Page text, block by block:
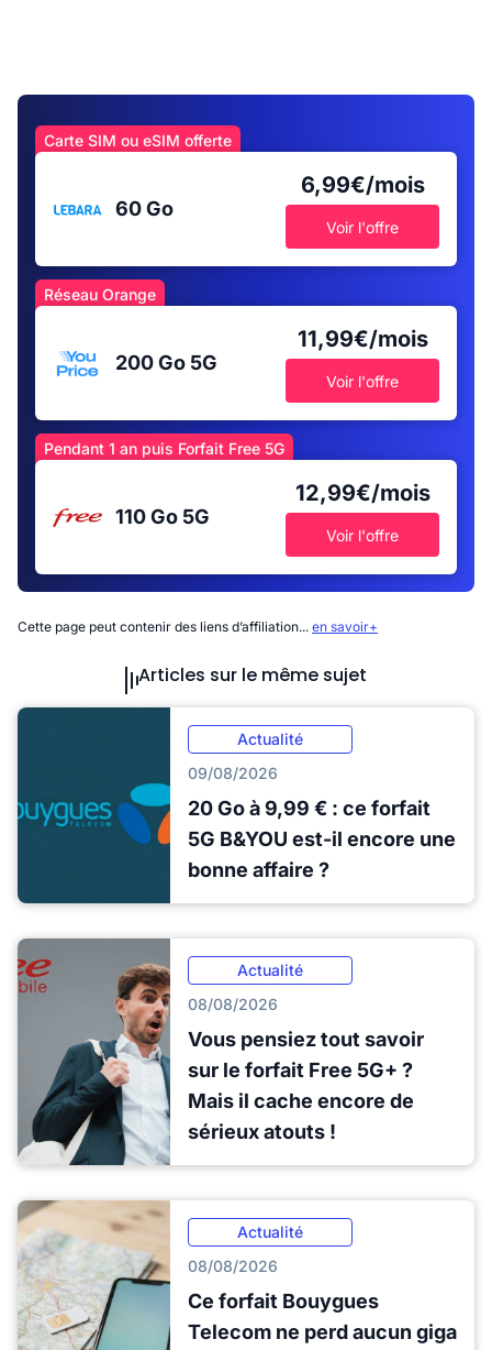
Carte SIM ou eSIM offerte
60 Go
6,99€/mois
Voir l'offre
Réseau Orange
200 Go 5G
11,99€/mois
Voir l'offre
Pendant 1 an puis Forfait Free 5G
110 Go 5G
12,99€/mois
Voir l'offre
Cette page peut contenir des liens d’affiliation... en savoir+
Articles sur le même sujet
Actualité
09/08/2026
20 Go à 9,99 € : ce forfait
5G B&YOU est-il encore une
bonne affaire ?
Actualité
08/08/2026
Vous pensiez tout savoir
sur le forfait Free 5G+ ?
Mais il cache encore de
sérieux atouts !
Actualité
08/08/2026
Ce forfait Bouygues
Telecom ne perd aucun giga